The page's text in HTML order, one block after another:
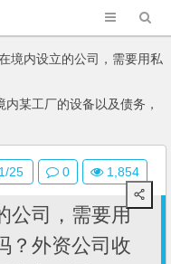
境内设立的公司，需要用私
某工厂的设备以及债务，
公司，需要用
？外资公司收
25 0 1,854